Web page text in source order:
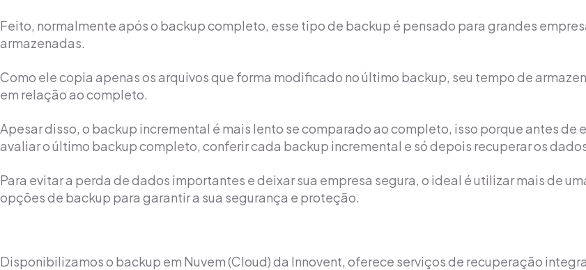
Feito, normalmente após o backup completo, esse tipo de backup é pensado para grandes
armazenadas.
Como ele copia apenas os arquivos que forma modificado no último backup, seu tempo de
em relação ao completo.
Apesar disso, o backup incremental é mais lento se comparado ao completo, isso porque antes de
avaliar o último backup completo, conferir cada backup incremental e só depois recuperar os
Para evitar a perda de dados importantes e deixar sua empresa segura, o ideal é utilizar mais de
opções de backup para garantir a sua segurança e proteção.
Disponibilizamos o backup em Nuvem (Cloud) da Innovent, oferece serviços de recuperação